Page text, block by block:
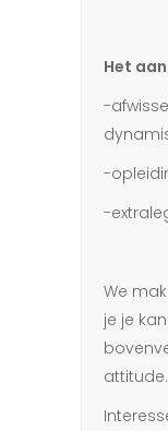
Het
-
-
-
We
je je
attitude.